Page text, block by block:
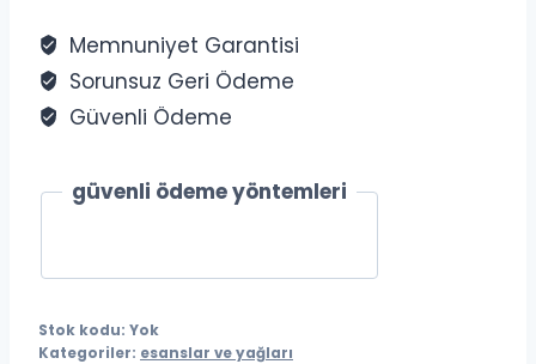
Memnuniyet Garantisi
Sorunsuz Geri Ödeme
Güvenli Ödeme
güvenli ödeme yöntemleri
Stok kodu: Yok
Kategoriler: esanslar ve yağları